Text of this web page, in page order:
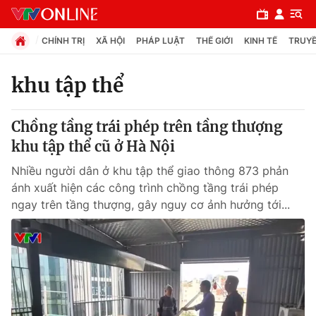
Chuyên mục
Chính trị
Xã hội
Pháp luật
Y tế
Thế giới
CHÍNH TRỊ XÃ HỘI PHÁP LUẬT THẾ GIỚI KINH TẾ
khu tập thể
Chồng tầng trái phép trên tầng thượng
khu tập thể cũ ở Hà Nội
Nhiều người dân ở khu tập thể giao thông 873 phản
ánh xuất hiện các công trình chồng tầng trái phép
ngay trên tầng thượng, gây nguy cơ ảnh hưởng tới...